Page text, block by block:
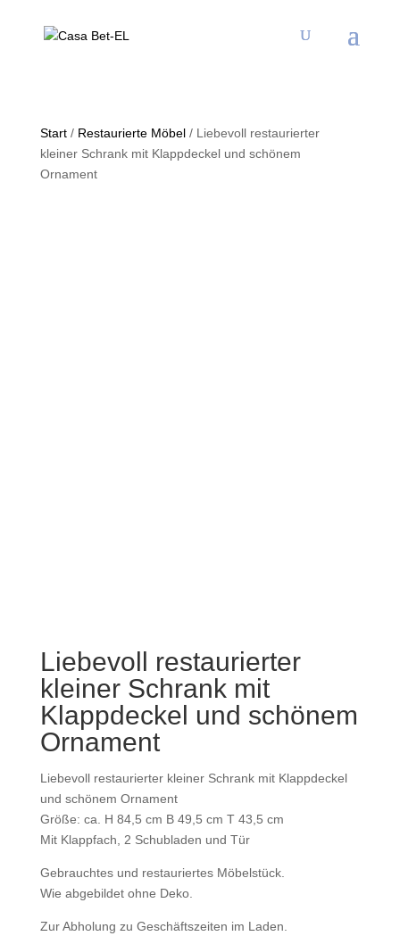
Start/ Restaurierte Möbel/ Liebevoll restaurierter
kleiner Schrank mit Klappdeckel und schönem
Ornament
Liebevoll restaurierter
kleiner Schrank mit
Klappdeckel und schönem
Ornament
Liebevoll restaurierter kleiner Schrank mit Klappdeckel
und schönem Ornament
Größe: ca. H 84,5 cm B 49,5 cm T 43,5 cm
Mit Klappfach, 2 Schubladen und Tür
Gebrauchtes und restauriertes Möbelstück.
Wie abgebildet ohne Deko.
Zur Abholung zu Geschäftszeiten im Laden.